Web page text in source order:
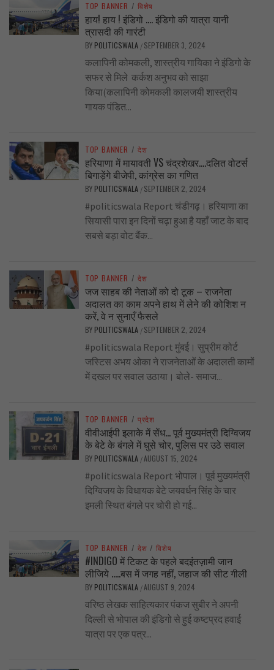
TOP BANNER / विशेष
हाय! हाय ! इंडिगो …. इंडिगो की यात्रा यानी
त्रासदी की गारंटी
BY POLITICSWALA / SEPTEMBER 3, 2024
कलापिनी कोमकली, शास्त्रीय गायिका ने इंडिगो के
सफर से मिले कर्कश अनुभव को साझा
किया(कलापिनी कोमकली कालजयी शास्त्रीय
गायक पंडित...
TOP BANNER / देश
हरियाणा में मायावती VS चंद्रशेखर….दलित वोटर्स
बिगाड़ेंगे बीजेपी, कांग्रेस का गणित
BY POLITICSWALA / SEPTEMBER 2, 2024
#politicswala Report चंडीगढ़। हरियाणा का
सियासी पारा इन दिनों चढ़ा हुआ है यहाँ जाट के बाद
सबसे बड़ा वोट बैंक...
TOP BANNER / देश
जज साहब की नेताओं को दो टूक – राजनेता
अदालत का काम अपने हाथ में लेने की कोशिश न
करें, वे न सुनाएँ फैसले
BY POLITICSWALA / SEPTEMBER 2, 2024
#politicswala Report मुंबई। सुप्रीम कोर्ट
जस्टिस अभय ओका ने राजनेताओं के अदालती कामों
में दखल पर सवाल उठाया। बोले- समाज...
TOP BANNER / प्रदेश
वीवीआईपी इलाके में सेंध… पूर्व मुख्यमंत्री दिग्विजय
के बेटे के बंगले में घुसे चोर, पुलिस पर उठे सवाल
BY POLITICSWALA /AUGUST 15, 2024
#politicswala Report भोपाल। पूर्व मुख्यमंत्री
दिग्विजय के विधायक बेटे जयवर्धन सिंह के चार
इमली स्थित बंगले पर चोरी हो गई...
TOP BANNER / देश / विशेष
#INDIGO में टिकट के पहले बदइंतज़ामी जान
लीजिये …..बस में जगह नहीं, जहाज की सीट गीली
BY POLITICSWALA /AUGUST 9, 2024
वरिष्ठ लेखक साहित्यकार पंकज सुबीर ने अपनी
दिल्ली से भोपाल की इंडिगो से हुई कष्टप्रद हवाई
यात्रा पर एक पत्र...